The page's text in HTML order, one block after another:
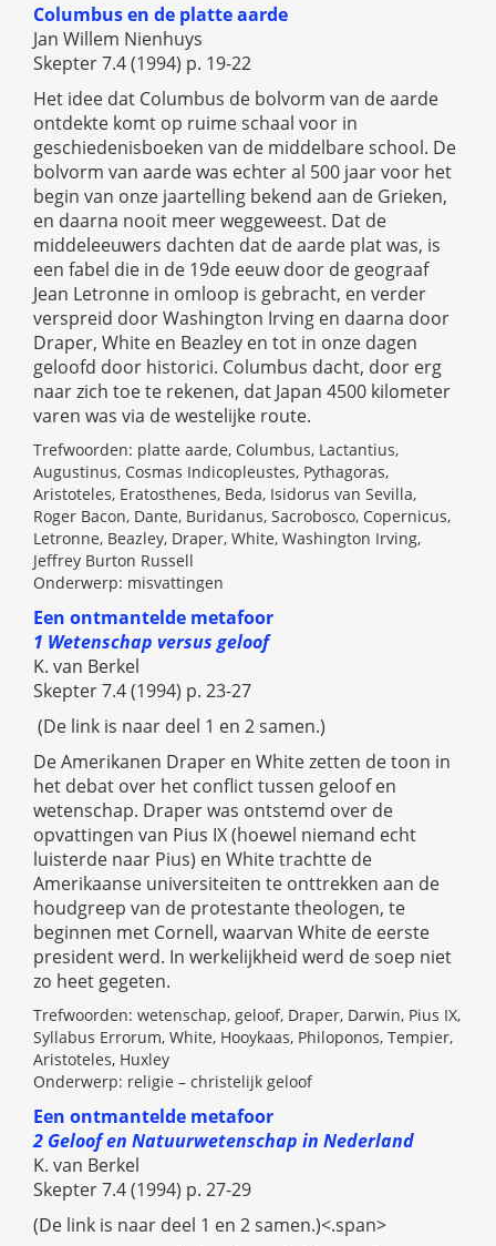
Columbus en de platte aarde
Jan Willem Nienhuys
Skepter 7.4 (1994) p. 19-22
Het idee dat Columbus de bolvorm van de aarde
ontdekte komt op ruime schaal voor in
geschiedenisboeken van de middelbare school. De
bolvorm van aarde was echter al 500 jaar voor het
begin van onze jaartelling bekend aan de Grieken,
en daarna nooit meer weggeweest. Dat de
middeleeuwers dachten dat de aarde plat was, is
een fabel die in de 19de eeuw door de geograaf
Jean Letronne in omloop is gebracht, en verder
verspreid door Washington Irving en daarna door
Draper, White en Beazley en tot in onze dagen
geloofd door historici. Columbus dacht, door erg
naar zich toe te rekenen, dat Japan 4500 kilometer
varen was via de westelijke route.
Trefwoorden: platte aarde, Columbus, Lactantius,
Augustinus, Cosmas Indicopleustes, Pythagoras,
Aristoteles, Eratosthenes, Beda, Isidorus van Sevilla,
Roger Bacon, Dante, Buridanus, Sacrobosco, Copernicus,
Letronne, Beazley, Draper, White, Washington Irving,
Jeffrey Burton Russell
Onderwerp: misvattingen
Een ontmantelde metafoor
1 Wetenschap versus geloof
K. van Berkel
Skepter 7.4 (1994) p. 23-27
(De link is naar deel 1 en 2 samen.)
De Amerikanen Draper en White zetten de toon in
het debat over het conflict tussen geloof en
wetenschap. Draper was ontstemd over de
opvattingen van Pius IX (hoewel niemand echt
luisterde naar Pius) en White trachtte de
Amerikaanse universiteiten te onttrekken aan de
houdgreep van de protestante theologen, te
beginnen met Cornell, waarvan White de eerste
president werd. In werkelijkheid werd de soep niet
zo heet gegeten.
Trefwoorden: wetenschap, geloof, Draper, Darwin, Pius IX,
Syllabus Errorum, White, Hooykaas, Philoponos, Tempier,
Aristoteles, Huxley
Onderwerp: religie – christelijk geloof
Een ontmantelde metafoor
2 Geloof en Natuurwetenschap in Nederland
K. van Berkel
Skepter 7.4 (1994) p. 27-29
(De link is naar deel 1 en 2 samen.)<.span>